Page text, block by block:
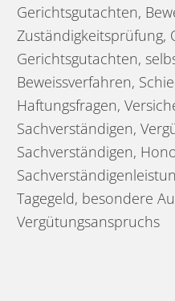
Gerichtsgutachten,
Zuständigkeitsprüfung,
Gerichtsgutachten,
Beweissverfahren,
Haftungsfragen,
Sachverständigen,
Sachverständigen,
Tagegeld, besondere
Vergütungsanspruchs